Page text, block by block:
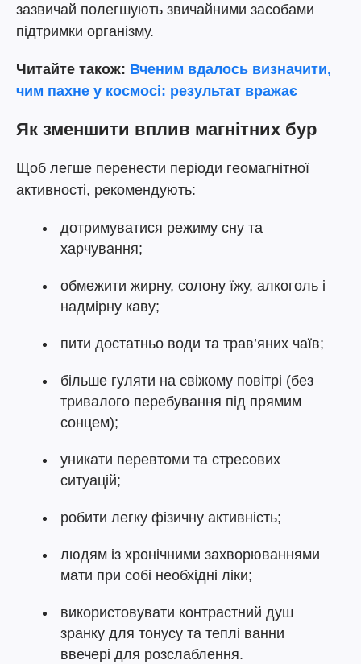
зазвичай полегшують звичайними засобами
підтримки організму.
Читайте також: Вченим вдалось визначити,
чим пахне у космосі: результат вражає
Як зменшити вплив магнітних бур
Щоб легше перенести періоди геомагнітної
активності, рекомендують:
дотримуватися режиму сну та
харчування;
обмежити жирну, солону їжу, алкоголь і
надмірну каву;
пити достатньо води та трав’яних чаїв;
більше гуляти на свіжому повітрі (без
тривалого перебування під прямим
сонцем);
уникати перевтоми та стресових
ситуацій;
робити легку фізичну активність;
людям із хронічними захворюваннями
мати при собі необхідні ліки;
використовувати контрастний душ
зранку для тонусу та теплі ванни
ввечері для розслаблення.